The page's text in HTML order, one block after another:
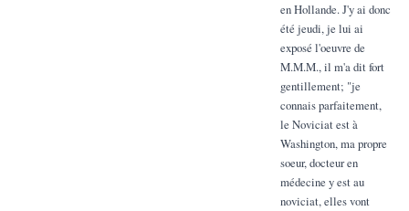
en Hollande. J'y ai donc
été jeudi, je lui ai
exposé l'oeuvre de
M.M.M., il m'a dit fort
gentillement; "je
connais parfaitement,
le Noviciat est à
Washington, ma propre
soeur, docteur en
médecine y est au
noviciat, elles vont